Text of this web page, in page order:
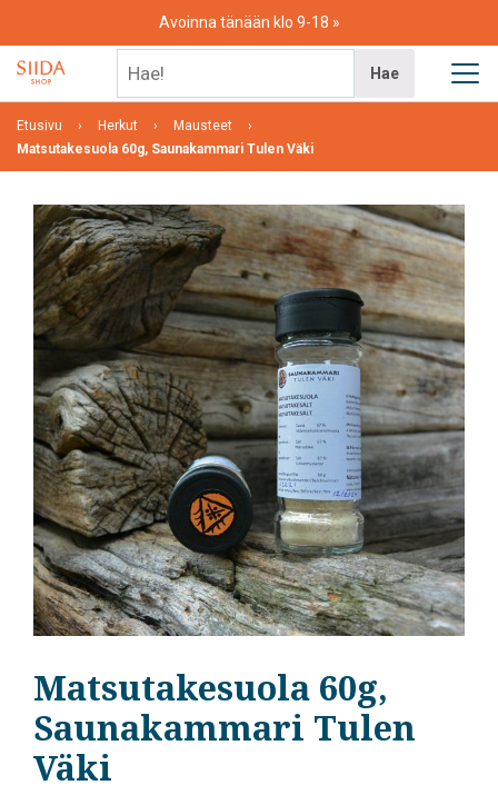
content
Avoinna tänään klo 9-18
Hae
Etusivu Herkut
Mausteet
Matsutakesuola 60g, Saunakammari Tulen Väki
Matsutakesuola 60g,
Saunakammari Tulen
Väki